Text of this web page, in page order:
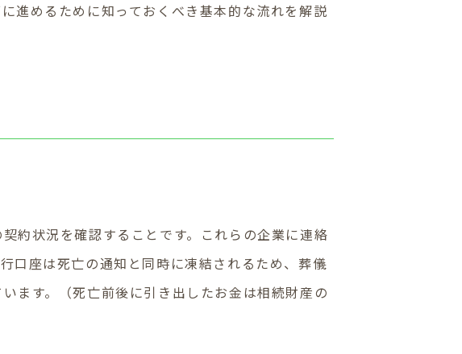
進めるために知っておくべき基本的な流れを解説
約状況を確認することです。これらの企業に連絡
口座は死亡の通知と同時に凍結されるため、葬儀
ます。（死亡前後に引き出したお金は相続財産の